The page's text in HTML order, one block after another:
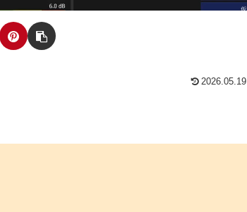
2026.05.19